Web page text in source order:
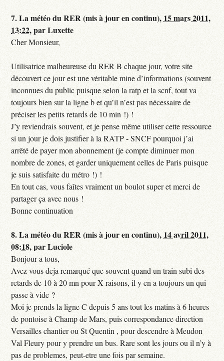
7.La météo du RER (mis à jour en continu), 15 mars 2011,
13:22,parLuxette
Cher Monsieur,
Utilisatrice malheureuse du RER B chaque jour, votre site
découvert ce jour est une véritable mine d’informations (souvent
inconnues du public puisque selon la ratp et la scnf, tout va
toujours bien sur la ligne b et qu’il n’est pas nécessaire de
préciser les petits retards de 10 min !) !
J’y reviendrais souvent, et je pense même utiliser cette ressource
si un jour je dois justifier à la RATP - SNCF pourquoi j’ai
arrêté de payer mon abonnement (je compte diminuer mon
nombre de zones, et garder uniquement celles de Paris puisque
je suis satisfaite du métro !) !
En tout cas, vous faîtes vraiment un boulot super et merci de
partager ça avec nous !
Bonne continuation
8.La météo du RER (mis à jour en continu), 14 avril 2011,
08:18,parLuciole
Bonjour a tous,
Avez vous deja remarqué que souvent quand un train subi des
retards de 10 à 20 mn pour X raisons, il y en a toujours un qui
passe à vide ?
Moi je prends la ligne C depuis 5 ans tout les matins à 6 heures
de pontoise à Champ de Mars, puis correspondance direction
Versailles chantier ou St Quentin , pour descendre à Meudon
Val Fleury pour y prendre un bus. Rare sont les jours ou il n’y à
pas de problemes, peut-etre une fois par semaine.